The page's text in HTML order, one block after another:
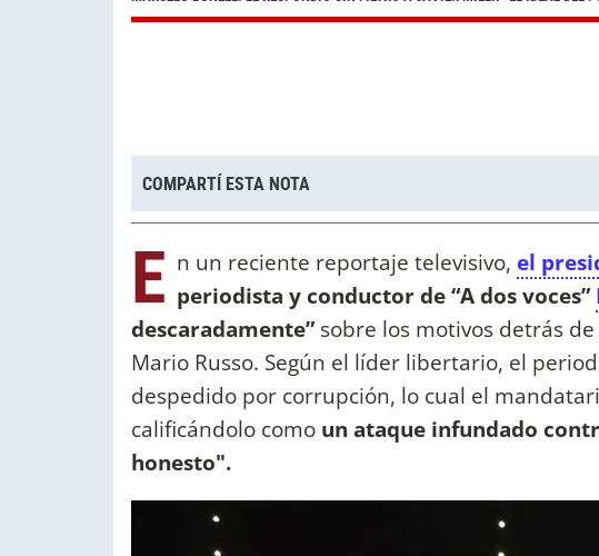
COMPARTÍ ESTA NOTA
E n un reciente reportaje televisivo, el
periodista y conductor de “A dos voces”
descaradamente”sobre los motivos detrás
Mario Russo. Según el líder libertario, el
despedido por corrupción, lo cual el
calificándolo como un ataque infundado
honesto".